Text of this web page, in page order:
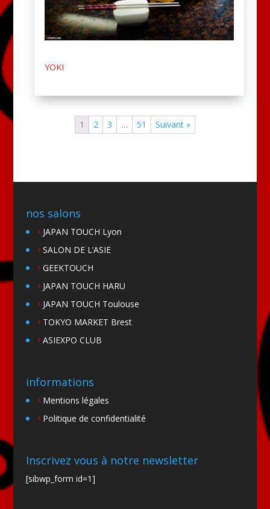
YOKI
1 2 3 … 51 Suivant »
nos salons
JAPAN TOUCH Lyon
SALON DE L’ASIE
GEEKTOUCH
JAPAN TOUCH HARU
JAPAN TOUCH Toulouse
TOKYO MARKET Brest
ASIEXPO CLUB
informations
Mentions légales
Politique de confidentialité
Inscrivez vous à notre newsletter
[sibwp_form id=1]